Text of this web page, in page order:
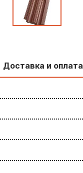
Доставка и оплата